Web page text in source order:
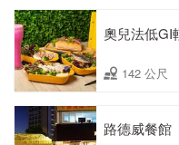
奧兒法低GI
142 公尺
路德威餐館